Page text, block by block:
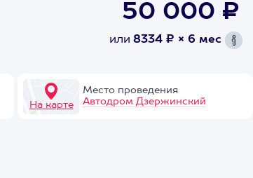
50 000 ₽
или 8334 ₽ × 6 мес
На карте
Место проведения
Автодром Дзержинский